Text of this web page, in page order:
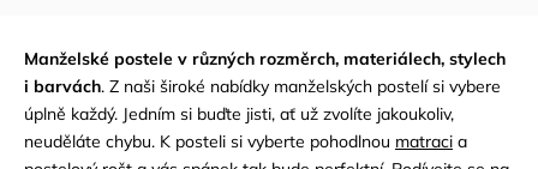
Manželské postele v různých rozměrch, materiálech, stylech
i barvách. Z naši široké nabídky manželských postelí si vybere
úplně každý. Jedním si buďte jisti, ať už zvolíte jakoukoliv,
neuděláte chybu. K posteli si vyberte pohodlnou matraci a